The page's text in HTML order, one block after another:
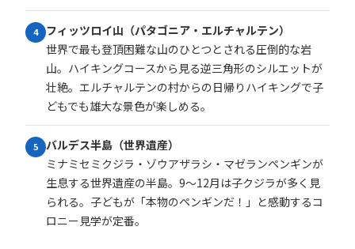
4
フィッツロイ山（パタゴニア・エルチャルテン）
世界で最も登頂困難な山のひとつとされる圧倒的な岩
山。ハイキングコースから見る逆三角形のシルエットが
壮絶。エルチャルテンの村からの日帰りハイキングで子
どもでも雄大な景色が楽しめる。
5
バルデス半島（世界遺産）
ミナミセミクジラ・ゾウアザラシ・マゼランペンギンが
生息する世界遺産の半島。9〜12月は子クジラが多く見
られる。子どもが「本物のペンギンだ！」と感動するコ
ロニー見学が定番。